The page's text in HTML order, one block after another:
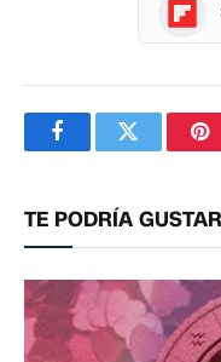
FacebookTwitter
TE PODRÍA GUSTAR